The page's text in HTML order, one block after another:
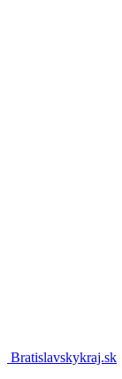
Bratislavskykraj.sk